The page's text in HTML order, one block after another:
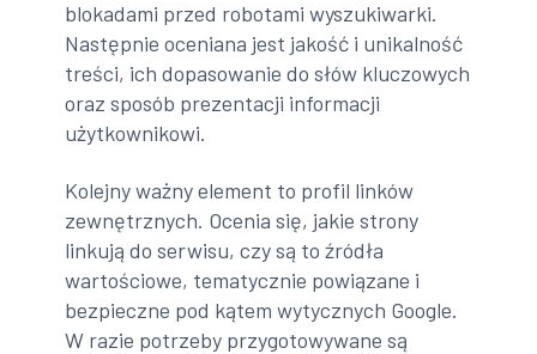
blokadami przed robotami wyszukiwarki.
Następnie oceniana jest jakość i unikalność
treści, ich dopasowanie do słów kluczowych
oraz sposób prezentacji informacji
użytkownikowi.
Kolejny ważny element to profil linków
zewnętrznych. Ocenia się, jakie strony
linkują do serwisu, czy są to źródła
wartościowe, tematycznie powiązane i
bezpieczne pod kątem wytycznych Google.
W razie potrzeby przygotowywane są